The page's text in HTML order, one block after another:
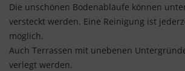
Die unschönen Bodenabläufe können
versteckt werden. Eine Reinigung ist
möglich.
Auch Terrassen mit unebenen
verlegt werden.